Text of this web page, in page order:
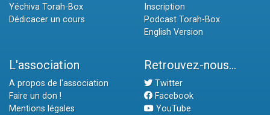
Yéchiva Torah-Box
Dédicacer un cours
Inscription
Podcast Torah-Box
English Version
L'association
A propos de l'association
Faire un don !
Mentions légales
Retrouvez-nous...
Twitter
Facebook
YouTube